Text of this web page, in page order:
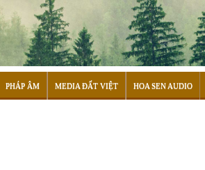
PHÁP ÂM MEDIA ĐẤT VIỆT HOA SEN AUDIO